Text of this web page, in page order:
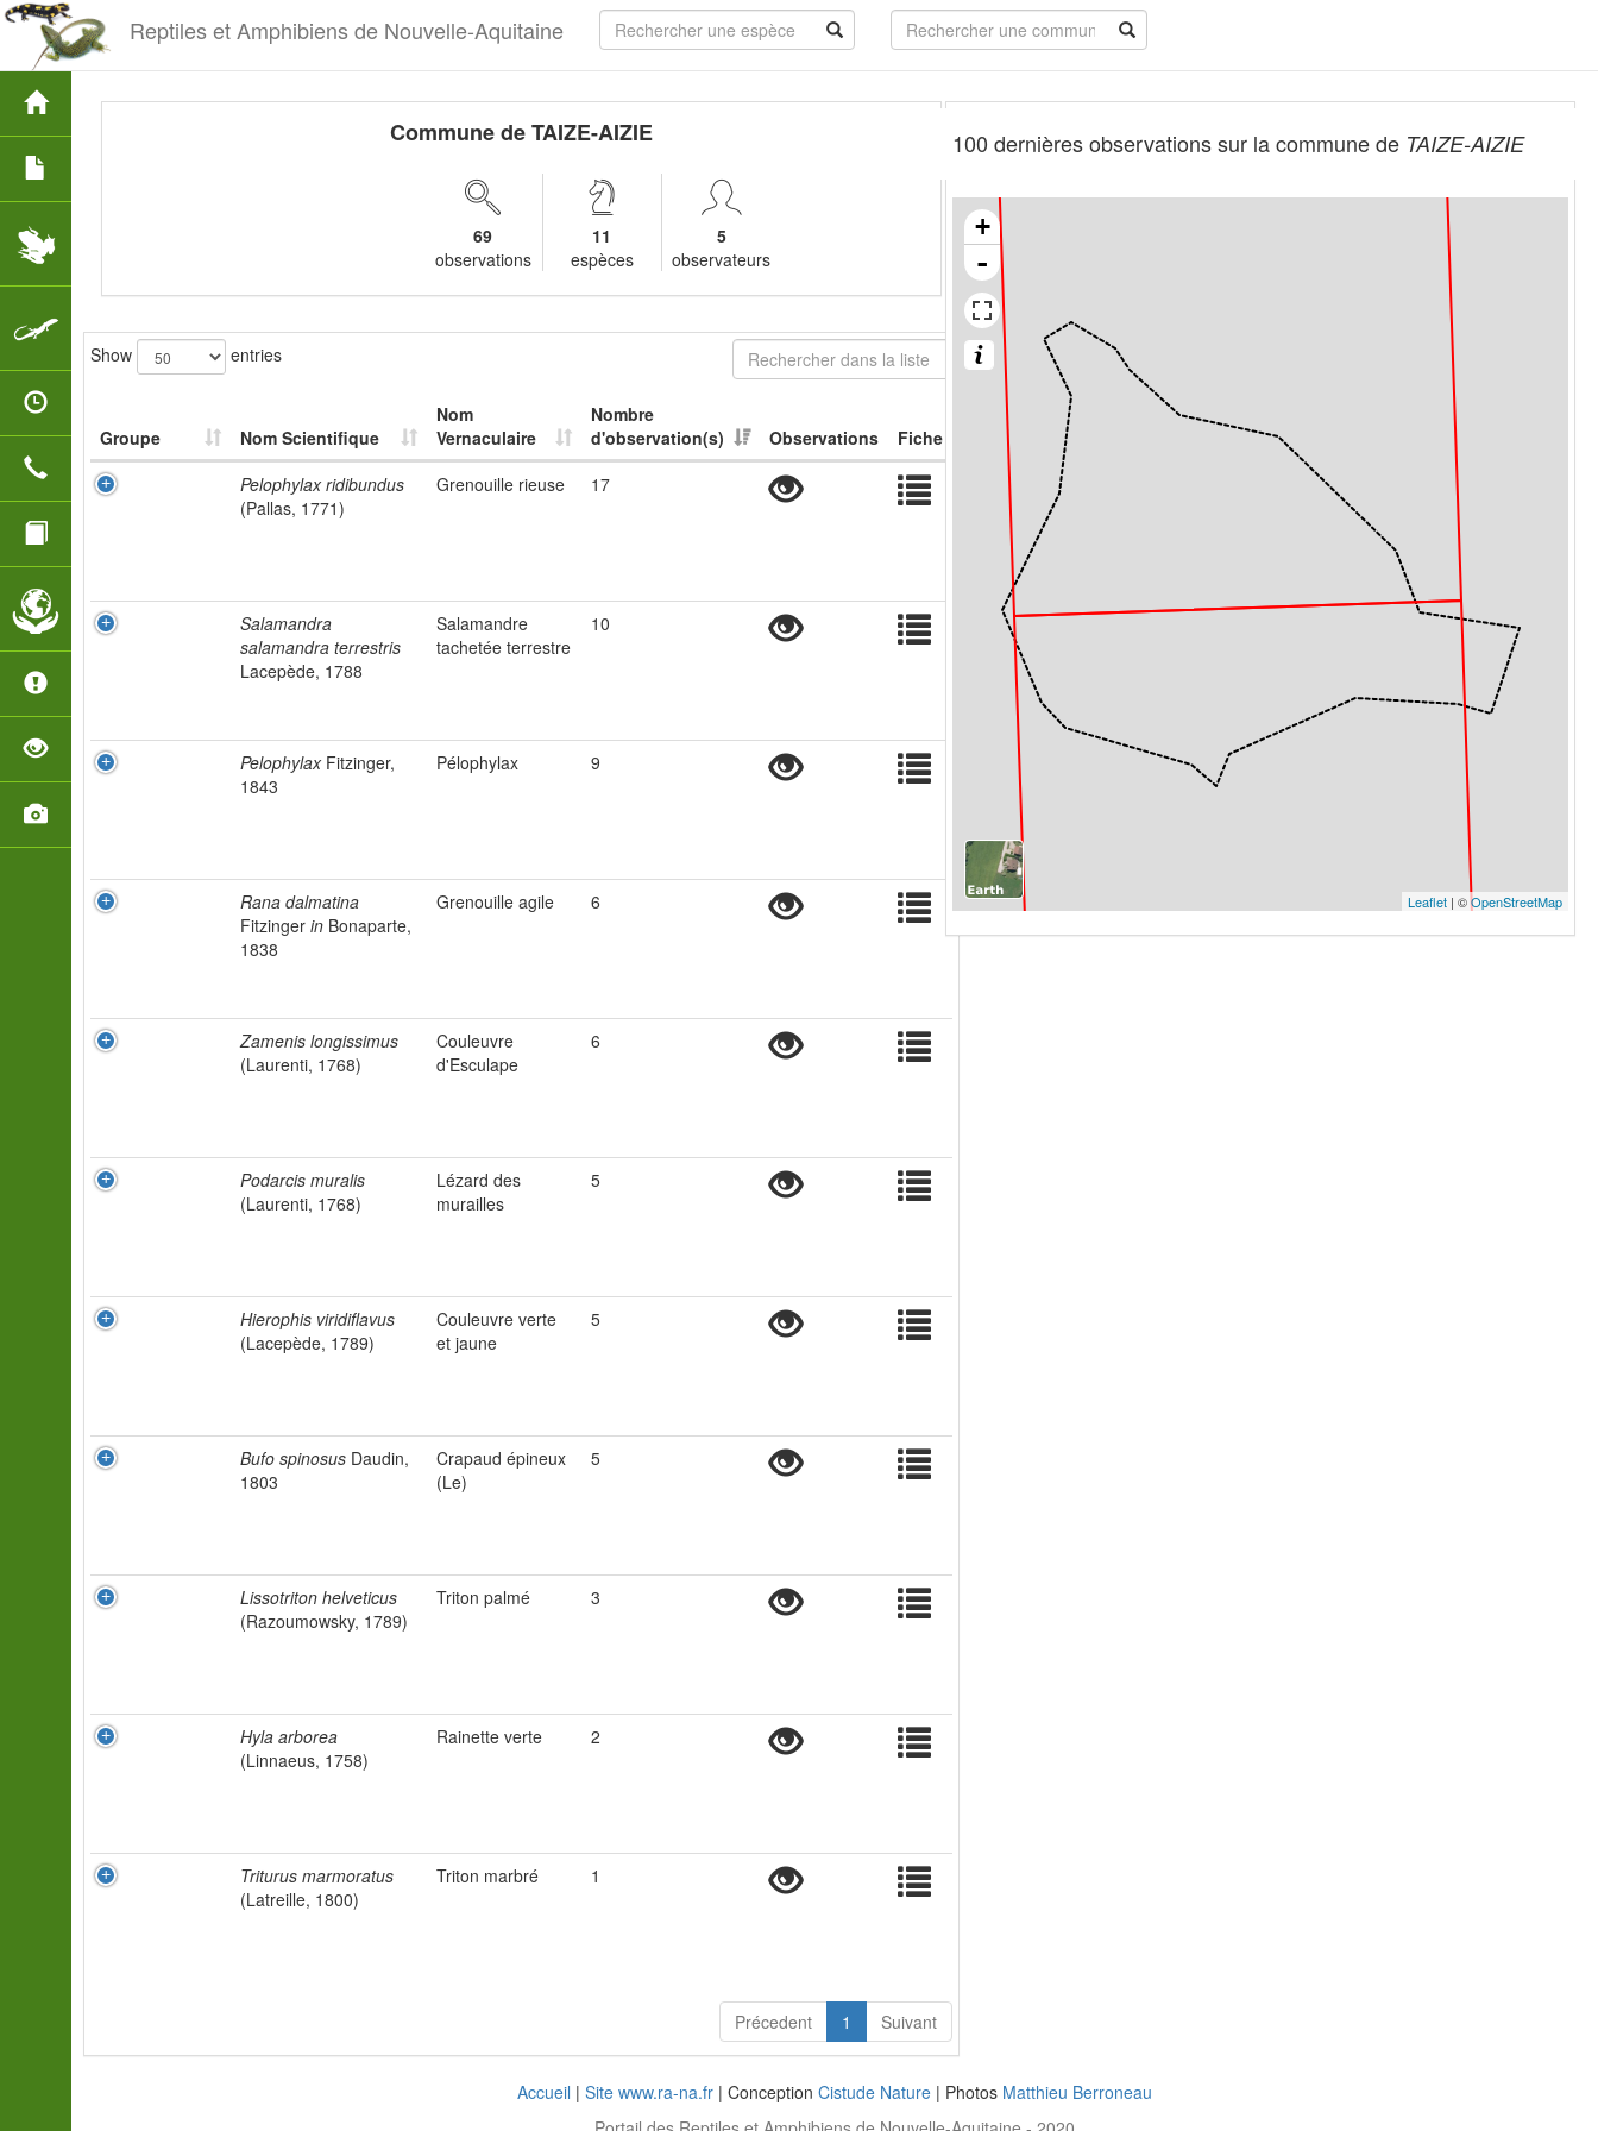
Reptiles et Amphibiens de Nouvelle-Aquitaine
Commune de TAIZE-AIZIE
69
observations
11
espèces
5
observateurs
Show entries
Groupe Nom Scientifique
Nom
Vernaculaire
Nombre
d'observation(s)
Observations
Fiche
Pelophylax ridibundus
(Pallas, 1771)
Grenouille rieuse 17
Salamandra
salamandra terrestris
Lacepède, 1788
Salamandre
tachetée terrestre
10
PelophylaxFitzinger,
1843
Pélophylax 9
Rana dalmatina
Fitzinger in Bonaparte,
1838
Grenouille agile 6
Zamenis longissimus
(Laurenti, 1768)
Couleuvre
d'Esculape
6
Podarcis muralis
(Laurenti, 1768)
Lézard des
murailles
5
Hierophis viridiflavus
(Lacepède, 1789)
Couleuvre verte
et jaune
5
Bufo spinosus Daudin,
1803
Crapaud épineux
(Le)
5
Lissotriton helveticus
(Razoumowsky, 1789)
Triton palmé 3
Hyla arborea
(Linnaeus, 1758)
Rainette verte 2
Triturus marmoratus
(Latreille, 1800)
Triton marbré 1
Précedent 1 Suivant
100 dernières observations sur la commune de TAIZE-AIZIE
+
-
Leaflet| ©OpenStreetMap
Accueil | Site www.ra-na.fr | Conception Cistude Nature | Photos Matthieu Berroneau